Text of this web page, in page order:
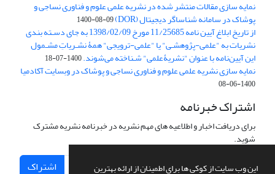
این وب سایت از کوکی ها برای اطمینان از ارائه بهترین
نمایه سازی مقالات منتشر شده در نشریه علمی علوم و فناوری نساجی و
پوشاک در سامانه شناساگر دیجیتال (DOR) 1400-08-09
از تاریخ ابلاغ آیین نامه 11/25685 مورخ 1398/02/09 به جای دسـته بندی
نشریات به "علمی-پژوهشـی" یا "علمی-ترویجی" همۀ نشـریاتِ مشـمول
این آیین‌نامه با عنوان "نشریۀعلمی" شـناخته می‌شوند.1400-07-18
نمایه سازی نشریه علمی علوم و فناوری نساجی و پوشاک در وبسایت آکادمیا
1400-06-08
اشتراک خبرنامه
برای دریافت اخبار و اطلاعیه های مهم نشریه در خبرنامه نشریه مشترک
شوید.
اشتراک